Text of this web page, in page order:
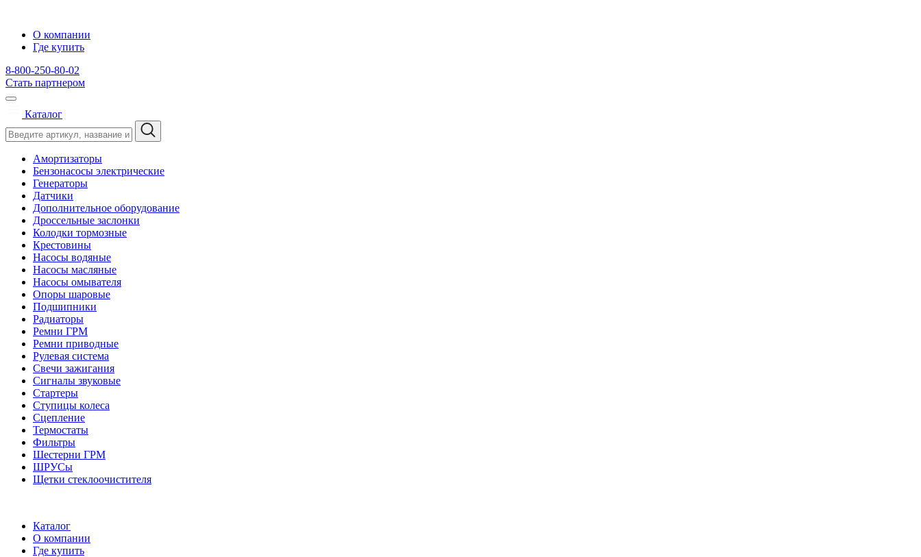
О компании
Где купить
8-800-250-80-02
Стать партнером
Каталог
Амортизаторы
Бензонасосы электрические
Генераторы
Датчики
Дополнительное оборудование
Дроссельные заслонки
Колодки тормозные
Крестовины
Насосы водяные
Насосы масляные
Насосы омывателя
Опоры шаровые
Подшипники
Радиаторы
Ремни ГРМ
Ремни приводные
Рулевая система
Свечи зажигания
Сигналы звуковые
Стартеры
Ступицы колеса
Сцепление
Термостаты
Фильтры
Шестерни ГРМ
ШРУСы
Щетки стеклоочистителя
Каталог
О компании
Где купить